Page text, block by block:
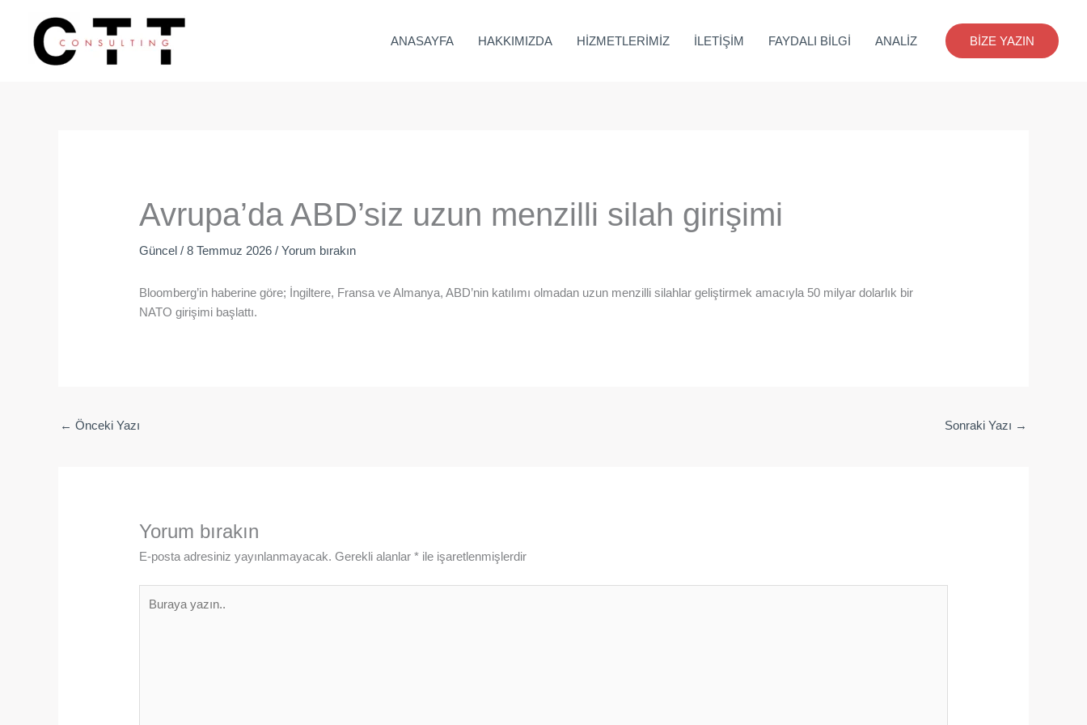
ANASAYFA
HAKKIMIZDA HİZMETLERİMİZ İLETİŞİM FAYDALI BİLGİ ANALİZ BİZE YAZIN
Avrupa’da ABD’siz uzun menzilli silah girişimi
Güncel /8 Temmuz 2026/Yorum bırakın
Bloomberg’in haberine göre; İngiltere, Fransa ve Almanya, ABD’nin katılımı olmadan uzun menzilli silahlar geliştirmek amacıyla 50 milyar dolarlık bir
NATO girişimi başlattı.
← Önceki Yazı Sonraki Yazı →
Yorum bırakın
E-posta adresiniz yayınlanmayacak. Gerekli alanlar* ile işaretlenmişlerdir
yazın..